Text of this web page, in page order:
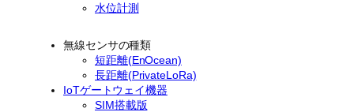
水位計測
無線センサの種類
短距離(EnOcean)
長距離(PrivateLoRa)
IoTゲートウェイ機器
SIM搭載版